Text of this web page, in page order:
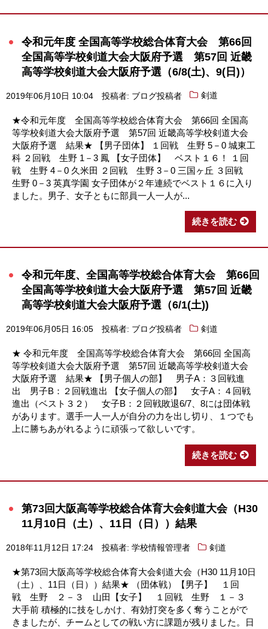
令和元年度 全国高等学校総合体育大会 第66回
全国高等学校剣道大会大阪府予選 第57回 近畿
高等学校剣道大会大阪府予選（6/8(土)、9(日)）
2019年06月10日 10:04 投稿者: ブログ投稿者 剣道
★令和元年度 全国高等学校総合体育大会 第66回 全国高
等学校剣道大会大阪府予選 第57回 近畿高等学校剣道大会
大阪府予選 結果★ 【男子団体】 １回戦 生野 5－0 城東工
科 ２回戦 生野 1－3 鳳 【女子団体】 ベスト１６！ １回
戦 生野 4－0 久米田 ２回戦 生野 3－0 三国ヶ丘 ３回戦
生野 0－3 英真学園 女子団体が２年連続でベスト１６に入り
ました。男子、女子ともに部員一人一人が...
続きを読む
令和元年度、全国高等学校総合体育大会 第66回
全国高等学校剣道大会大阪府予選 第57回 近畿
高等学校剣道大会大阪府予選（6/1(土))
2019年06月05日 16:05 投稿者: ブログ投稿者 剣道
★ 令和元年度 全国高等学校総合体育大会 第66回 全国高
等学校剣道大会大阪府予選 第57回 近畿高等学校剣道大会
大阪府予選 結果★ 【男子個人の部】 男子A：３回戦進
出 男子B：２回戦進出 【女子個人の部】 女子A：４回戦
進出（ベスト３２） 女子B：２回戦敗退6/7、8には団体戦
があります。選手一人一人が自分の力を出し切り、１つでも
上に勝ちあがれるように頑張って欲しいです。
続きを読む
第73回大阪高等学校総合体育大会剣道大会（H30
11月10日（土）、11日（日））結果
2018年11月12日 17:24 投稿者: 学校情報管理者 剣道
★第73回大阪高等学校総合体育大会剣道大会（H30 11月10日
（土）、11日（日））結果★ （団体戦）【男子】 １回
戦 生野 ２－３ 山田【女子】 １回戦 生野 １－３
大手前 積極的に技をしかけ、有効打突を多く奪うことがで
きましたが、チームとしての戦い方に課題が残りました。日